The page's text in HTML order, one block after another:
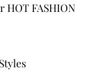
HOT FASHION